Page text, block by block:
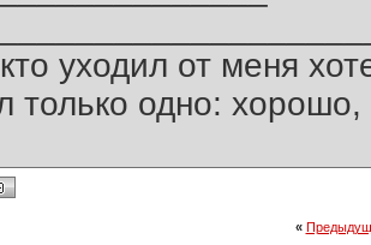
уходил от меня
только одно:
«